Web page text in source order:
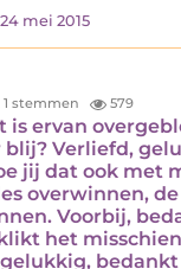
24 mei 2015
1 stemmen 579
is ervan
blij? Verliefd,
jij dat ook met
overwinnen,
Voorbij,
het